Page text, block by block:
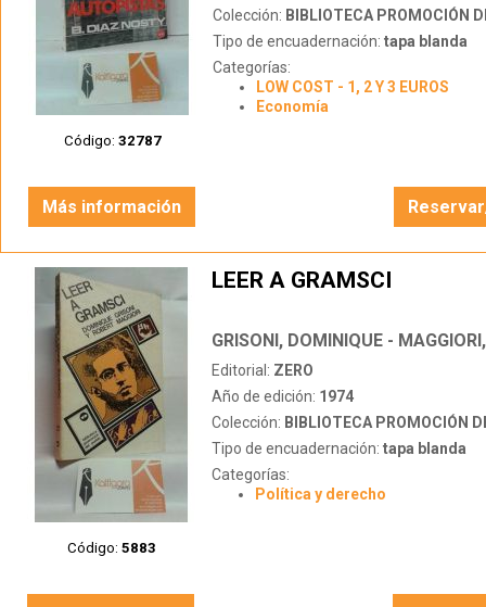
Código: 32787
Colección: BIBLIOTECA PROMOCIÓN
Tipo de encuadernación: tapa blanda
Categorías:
LOW COST - 1, 2 Y 3 EUROS
Economía
Más información
Código: 5883
LEER A GRAMSCI
GRISONI, DOMINIQUE -
Editorial: ZERO
Año de edición: 1974
Colección: BIBLIOTECA PROMOCIÓN
Tipo de encuadernación: tapa blanda
Categorías:
Política y derecho